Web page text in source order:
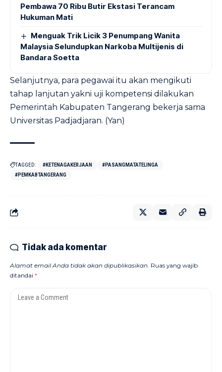
Pembawa 70 Ribu Butir Ekstasi Terancam
Hukuman Mati
Menguak Trik Licik 3 Penumpang Wanita
Malaysia Selundupkan Narkoba Multijenis di
Bandara Soetta
Selanjutnya, para pegawai itu akan mengikuti
tahap lanjutan yakni uji kompetensi dilakukan
Pemerintah Kabupaten Tangerang bekerja sama
Universitas Padjadjaran. (Yan)
TAGGED: #KETENAGAKERJAAN
#PASANGMATATELINGA
#PEMKABTANGERANG
Tidak ada komentar
Alamat email Anda tidak akan dipublikasikan. Ruas yang wajib
ditandai *